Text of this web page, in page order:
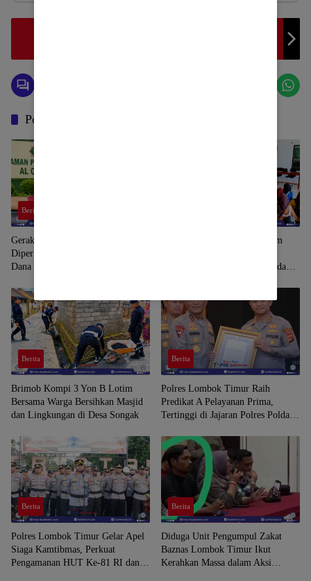
Pos Terkait
Berita
Gerakan Magrib Mengaji di Lotim
Diperkuat, Jamali Harap Dukungan
Dana Aspirasi DPRD
Brimob Kompi 3 Yon B Lotim
Penyuluhan Bahaya Narkoba dan
Berita
Brimob Kompi 3 Yon B Lotim
Bersama Warga Bersihkan Masjid
dan Lingkungan di Desa Songak
Berita
Polres Lombok Timur Raih
Predikat A Pelayanan Prima,
Tertinggi di Jajaran Polres Polda
Berita
Polres Lombok Timur Gelar Apel
Siaga Kamtibmas, Perkuat
Pengamanan HUT Ke-81 RI dan
Berita
Diduga Unit Pengumpul Zakat
Baznas Lombok Timur Ikut
Kerahkan Massa dalam Aksi